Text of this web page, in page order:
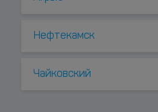
Нефтекамск
Чайковский